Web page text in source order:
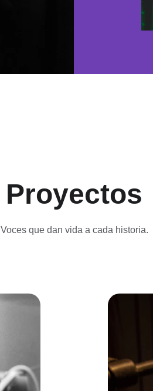
Proyectos
Voces que dan vida a cada historia.